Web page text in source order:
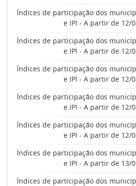
Índices de participação dos
e IPI - A partir de 12/
Índices de participação dos
e IPI - A partir de 12/
Índices de participação dos
e IPI - A partir de 12/
Índices de participação dos
e IPI - A partir de 12/
Índices de participação dos
e IPI - A partir de 12/
Índices de participação dos
e IPI - A partir de 13/
Índices de participação dos